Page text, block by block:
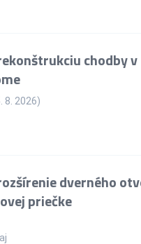
chodby v
8. 2026)
dverného
priečke